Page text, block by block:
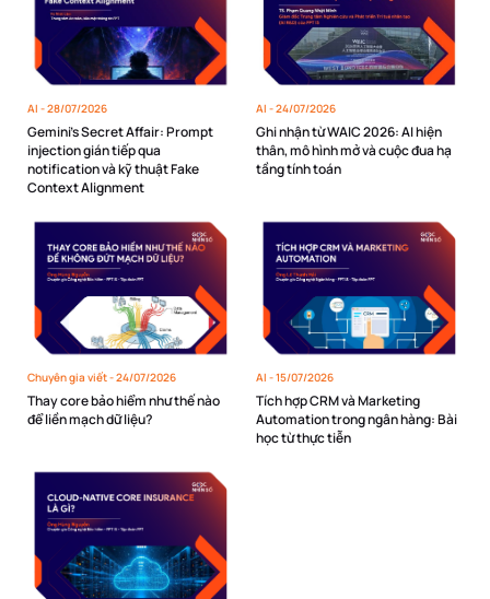
AI -28/07/2026
Gemini’s Secret Affair: Prompt
injection gián tiếp qua
notification và kỹ thuật Fake
Context Alignment
AI -24/07/2026
Ghi nhận từ WAIC 2026: AI hiện
thân, mô hình mở và cuộc đua hạ
tầng tính toán
Chuyên gia viết -24/07/2026
Thay core bảo hiểm như thế nào
để liền mạch dữ liệu?
AI -15/07/2026
Tích hợp CRM và Marketing
Automation trong ngân hàng: Bài
học từ thực tiễn